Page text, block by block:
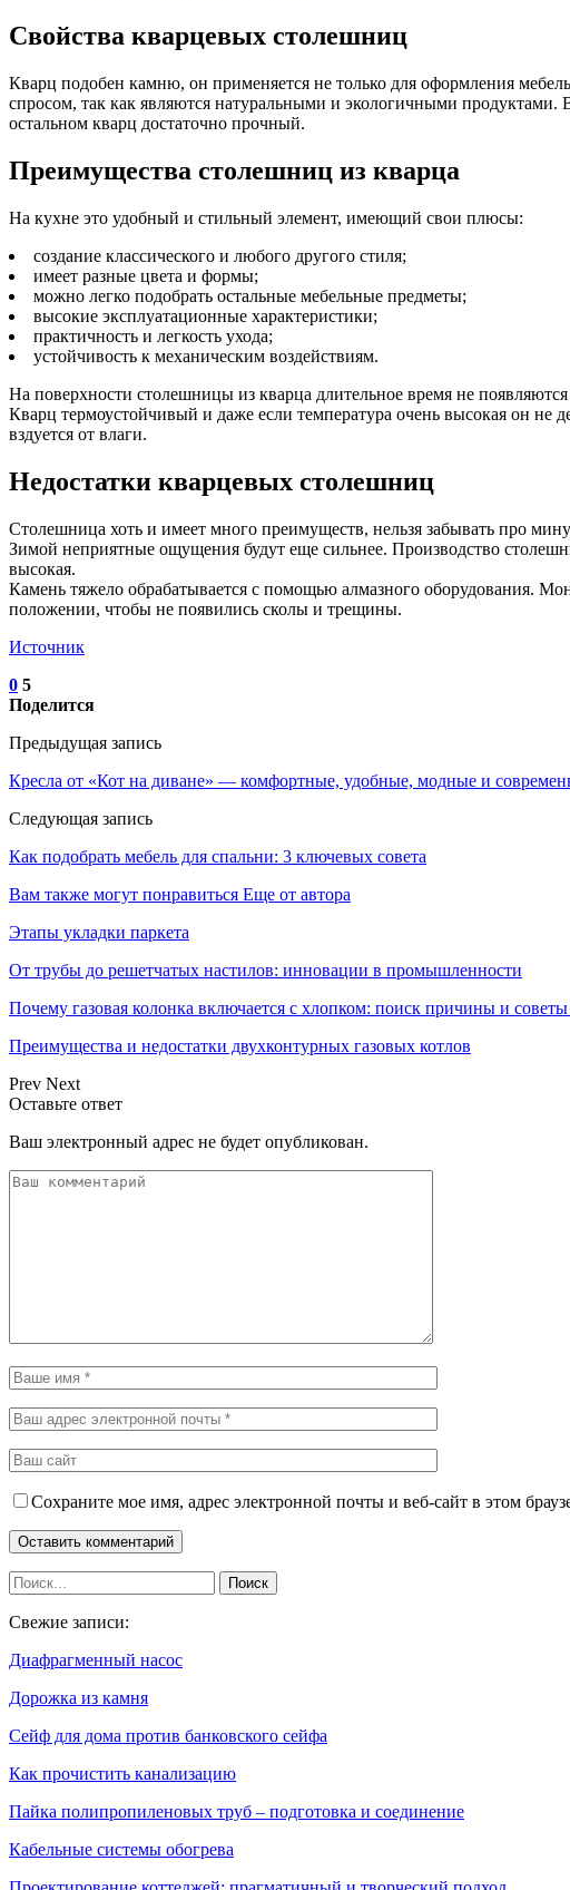
Свойства кварцевых столешниц
Кварц подобен камню, он применяется не только для оформления
спросом, так как являются натуральными и экологичными
остальном кварц достаточно прочный.
Преимущества столешниц из кварца
На кухне это удобный и стильный элемент, имеющий свои плюсы:
создание классического и любого другого стиля;
имеет разные цвета и формы;
можно легко подобрать остальные мебельные предметы;
высокие эксплуатационные характеристики;
практичность и легкость ухода;
устойчивость к механическим воздействиям.
На поверхности столешницы из кварца длительное время не
Кварц термоустойчивый и даже если температура очень высокая он не
вздуется от влаги.
Недостатки кварцевых столешниц
Столешница хоть и имеет много преимуществ, нельзя забывать про
Зимой неприятные ощущения будут еще сильнее. Производство
высокая.
Камень тяжело обрабатывается с помощью алмазного оборудования.
положении, чтобы не появились сколы и трещины.
Источник
0 5
Поделится
Предыдущая запись
Кресла от «Кот на диване» — комфортные, удобные, модные и
Следующая запись
Как подобрать мебель для спальни: 3 ключевых совета
Вам также могут понравиться Еще от автора
Этапы укладки паркета
От трубы до решетчатых настилов: инновации в промышленности
Почему газовая колонка включается с хлопком: поиск причины и
Преимущества и недостатки двухконтурных газовых котлов
Prev Next
Оставьте ответ
Ваш электронный адрес не будет опубликован.
Сохраните мое имя, адрес электронной почты и веб-сайт в этом
Свежие записи:
Диафрагменный насос
Дорожка из камня
Сейф для дома против банковского сейфа
Как прочистить канализацию
Пайка полипропиленовых труб – подготовка и соединение
Кабельные системы обогрева